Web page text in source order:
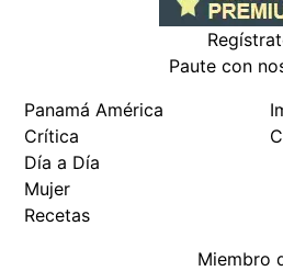
Paute con
Panamá América
Crítica
Día a Día
Mujer
Recetas
Miembro